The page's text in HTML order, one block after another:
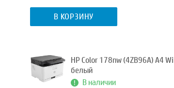
В КОРЗИНУ
HP Color 178nw (4ZB96A) A4
белый
В наличии